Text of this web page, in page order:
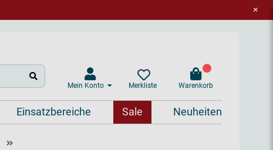
×
Mein Konto Merkliste Warenkorb
Einsatzbereiche Sale Neuheiten